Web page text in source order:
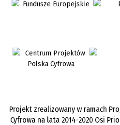
Projekt zrealizowany w ramach
Cyfrowa na lata 2014-2020 Osi